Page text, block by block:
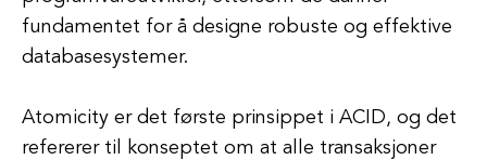
fundamentet for å designe robuste og effektive
databasesystemer.
Atomicity er det første prinsippet i ACID, og det
refererer til konseptet om at alle transaksjoner